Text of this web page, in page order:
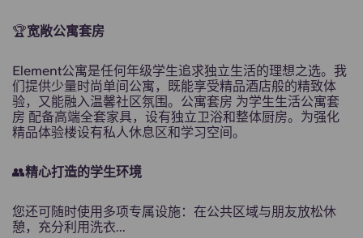
🏆宽敞公寓套房
Element公寓是任何年级学生追求独立生活的理想之选。我
们提供少量时尚单间公寓，既能享受精品酒店般的精致体
验，又能融入温馨社区氛围。公寓套房 为学生生活公寓套
房 配备高端全套家具，设有独立卫浴和整体厨房。为强化
精品体验楼设有私人休息区和学习空间。
👥精心打造的学生环境
您还可随时使用多项专属设施：在公共区域与朋友放松休
憩，充分利用洗衣...